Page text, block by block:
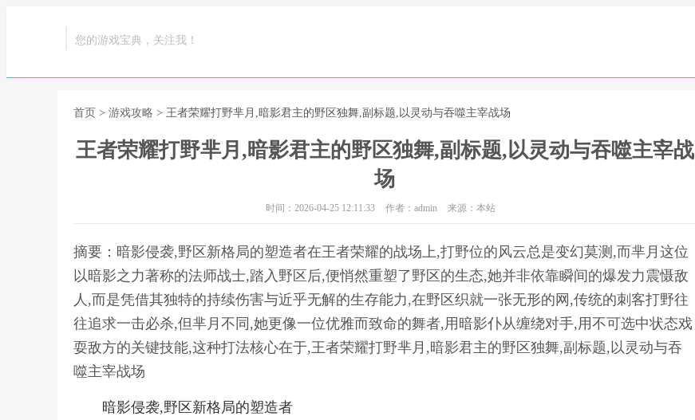
您的游戏宝典，关注我！
首页 > 游戏攻略 > 王者荣耀打野芈月,暗影君主的野区独舞,副标题,以灵动与吞噬主宰战场
王者荣耀打野芈月,暗影君主的野区独舞,副标题,以灵动与吞噬主宰战
场
时间：2026-04-25 12:11:33 作者：admin 来源：本站
摘要：暗影侵袭,野区新格局的塑造者在王者荣耀的战场上,打野位的风云总是变幻莫测,而芈月这位
以暗影之力著称的法师战士,踏入野区后,便悄然重塑了野区的生态,她并非依靠瞬间的爆发力震慑敌
人,而是凭借其独特的持续伤害与近乎无解的生存能力,在野区织就一张无形的网,传统的刺客打野往
往追求一击必杀,但芈月不同,她更像一位优雅而致命的舞者,用暗影仆从缠绕对手,用不可选中状态戏
耍敌方的关键技能,这种打法核心在于,王者荣耀打野芈月,暗影君主的野区独舞,副标题,以灵动与吞
噬主宰战场
暗影侵袭,野区新格局的塑造者